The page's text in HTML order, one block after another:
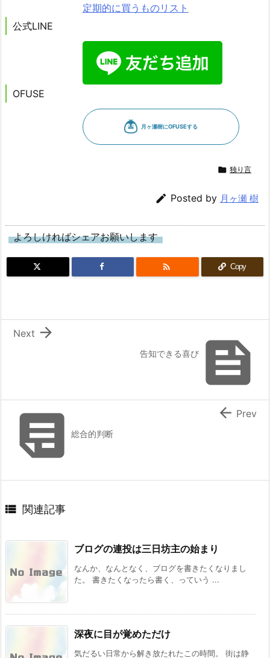
定期的に買うものリスト
公式LINE
OFUSE
 独り言
 Posted by 月ヶ瀬 樹
よろしければシェアお願いします
 Copy

告知できる喜び

Next
総合的判断
 Prev
 関連記事
ブログの連投は三日坊主の始まり
なんか、なんとなく、ブログを書きたくなりまし
た。 書きたくなったら書く、っていう ...
深夜に目が覚めただけ
気だるい日常から解き放たれたこの時間。 街は静